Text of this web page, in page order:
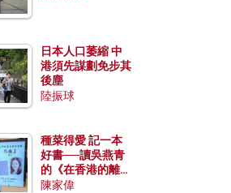
日本人口萎縮 中
港須先謀劃免步其
後塵
陸振球
種菜得愛 記一本
好書──讀吳燕青
的《在香港的離島
種菜》
陳家偉